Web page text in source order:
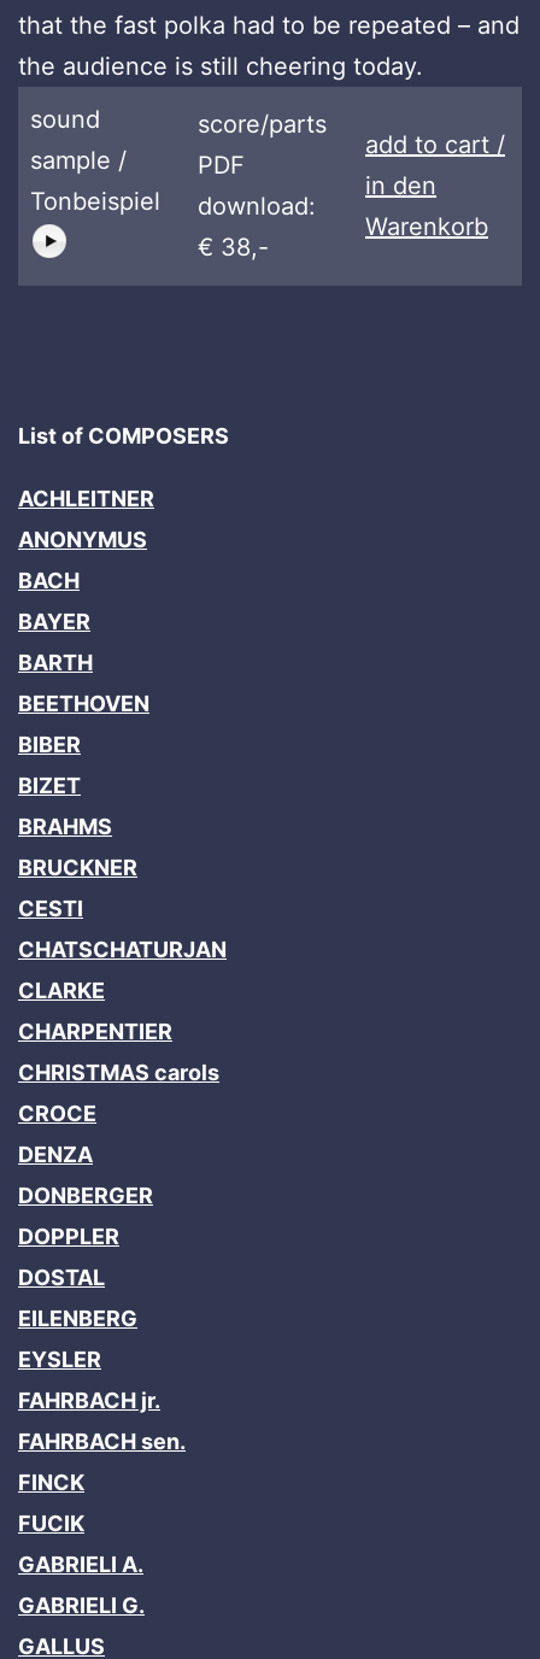
that the fast polka had to be repeated – and
the audience is still cheering today.
sound
sample /
Tonbeispiel
score/parts
PDF
download:
€ 38,-
add to cart /
in den
Warenkorb
List of COMPOSERS
ACHLEITNER
ANONYMUS
BACH
BAYER
BARTH
BEETHOVEN
BIBER
BIZET
BRAHMS
BRUCKNER
CESTI
CHATSCHATURJAN
CLARKE
CHARPENTIER
CHRISTMAS carols
CROCE
DENZA
DONBERGER
DOPPLER
DOSTAL
EILENBERG
EYSLER
FAHRBACH jr.
FAHRBACH sen.
FINCK
FUCIK
GABRIELI A.
GABRIELI G.
GALLUS